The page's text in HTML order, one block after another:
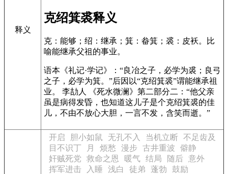
释义
克绍箕裘释义
克：能够；绍：继承；箕：畚箕；裘：皮袄。比
喻能继承父祖的事业。
语本 《礼记·学记》
：“良冶之子，必学为裘；良弓
之子，必学为箕。”后因以“克绍箕裘”谓能继承祖
业。 李劼人
《死水微澜》 第二部分二：“他父亲
虽是病得发昏，也知道这儿子是个克绍箕裘的佳
儿，不由不放心大胆，一言不发，含笑而逝。”
开启 胆小如鼠 无孔不入 当机立断 不足齿及
目不识丁
月 烦愁 漫步 古井重波
僻静
奸贼死党
救命之恩 暖气 结局 随后
意外
挥军进击
入睡 浅白 徒弟 蓬勃
鼓励